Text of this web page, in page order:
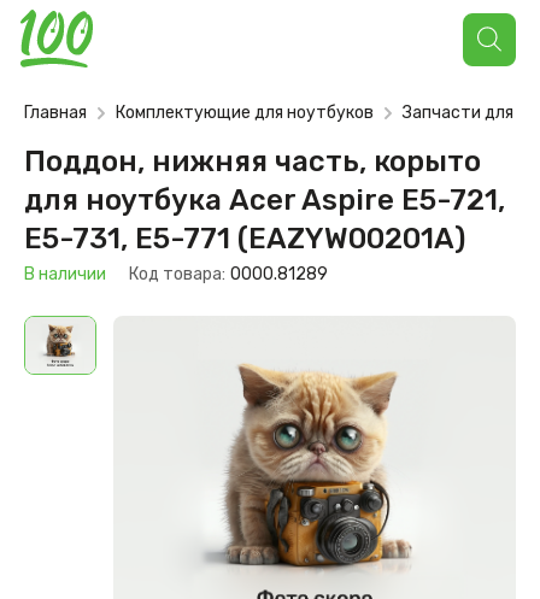
Поиск
товаров
Главная Комплектующие для ноутбуков Запчасти для
Поддон, нижняя часть, корыто
для ноутбука Acer Aspire E5-721,
E5-731, E5-771 (EAZYW00201A)
В наличии Код товара: 0000.81289